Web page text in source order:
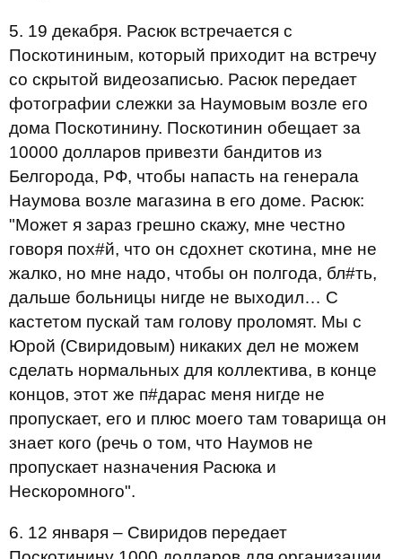
5. 19 декабря. Расюк встречается с
Поскотининым, который приходит на встречу
со скрытой видеозаписью. Расюк передает
фотографии слежки за Наумовым возле его
дома Поскотинину. Поскотинин обещает за
10000 долларов привезти бандитов из
Белгорода, РФ, чтобы напасть на генерала
Наумова возле магазина в его доме. Расюк:
"Может я зараз грешно скажу, мне честно
говоря пох#й, что он сдохнет скотина, мне не
жалко, но мне надо, чтобы он полгода, бл#ть,
дальше больницы нигде не выходил… С
кастетом пускай там голову проломят. Мы с
Юрой (Свиридовым) никаких дел не можем
сделать нормальных для коллектива, в конце
концов, этот же п#дарас меня нигде не
пропускает, его и плюс моего там товарища он
знает кого (речь о том, что Наумов не
пропускает назначения Расюка и
Нескоромного".
6. 12 января – Свиридов передает